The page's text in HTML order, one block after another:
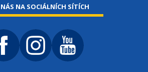
NÁS NA SOCIÁLNÍCH SÍTÍCH